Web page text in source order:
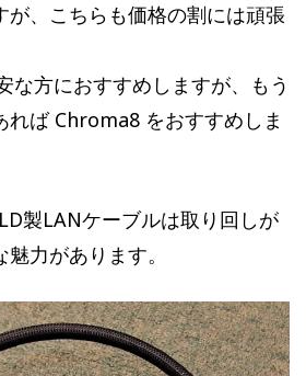
が、こちらも価格の割には頑張
な方におすすめしますが、もう
れば Chroma8 をおすすめしま
製LANケーブルは取り回しが
力があります。